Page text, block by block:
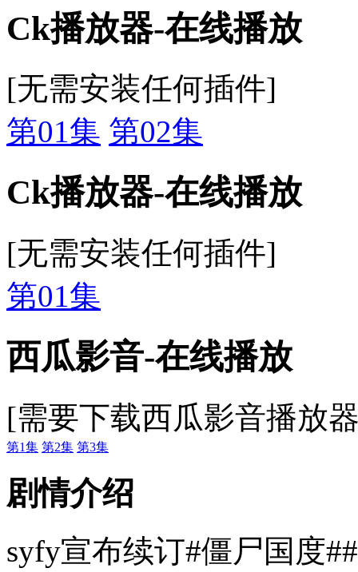
Ck播放器-在线播放
[无需安装任何插件]
第01集 第02集
Ck播放器-在线播放
[无需安装任何插件]
第01集
西瓜影音-在线播放
[需要下载西瓜影音播放
第1集 第2集 第3集
剧情介绍
syfy宣布续订#僵尸国度